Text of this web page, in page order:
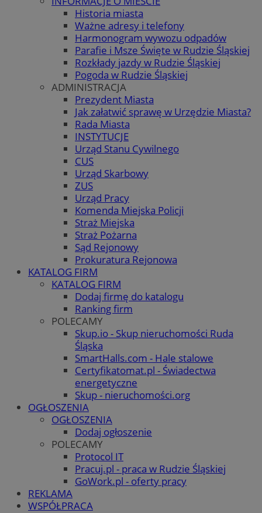
Historia miasta
Ważne adresy i telefony
Harmonogram wywozu odpadów
Parafie i Msze Święte w Rudzie Śląskiej
Rozkłady jazdy w Rudzie Śląskiej
Pogoda w Rudzie Śląskiej
ADMINISTRACJA
Prezydent Miasta
Jak załatwić sprawę w Urzędzie Miasta?
Rada Miasta
INSTYTUCJE
Urząd Stanu Cywilnego
CUS
Urząd Skarbowy
ZUS
Urząd Pracy
Komenda Miejska Policji
Straż Miejska
Straż Pożarna
Sąd Rejonowy
Prokuratura Rejonowa
KATALOG FIRM
KATALOG FIRM
Dodaj firmę do katalogu
Ranking firm
POLECAMY
Skup.io - Skup nieruchomości Ruda
Śląska
SmartHalls.com - Hale stalowe
Certyfikatomat.pl - Świadectwa
energetyczne
Skup - nieruchomości.org
OGŁOSZENIA
OGŁOSZENIA
Dodaj ogłoszenie
POLECAMY
Protocol IT
Pracuj.pl - praca w Rudzie Śląskiej
GoWork.pl - oferty pracy
REKLAMA
WSPÓŁPRACA